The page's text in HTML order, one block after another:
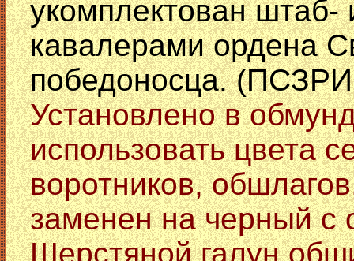
укомплектован
кавалерами ордена
победоносца.
Установлено в
использовать цвета
воротников,
заменен на черный с
Шерстяной галун